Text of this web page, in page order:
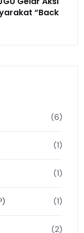
“Back
(6)
(1)
(1)
(1)
(2)